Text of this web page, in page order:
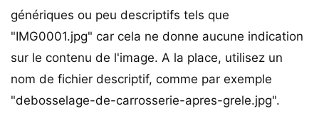
génériques ou peu descriptifs tels que
"IMG0001.jpg" car cela ne donne aucune indication
sur le contenu de l'image. A la place, utilisez un
nom de fichier descriptif, comme par exemple
"debosselage-de-carrosserie-apres-grele.jpg".